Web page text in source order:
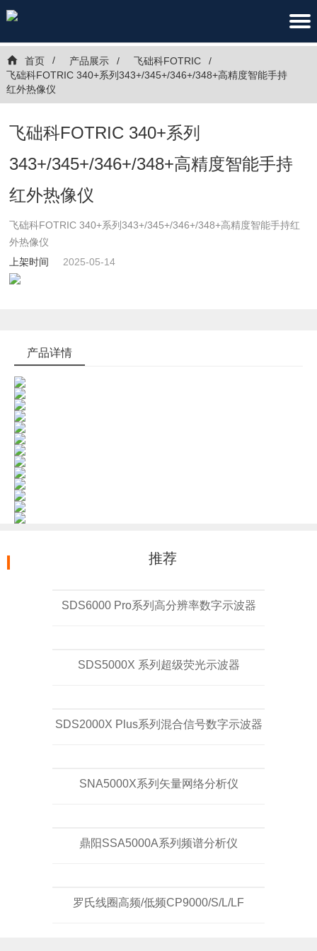
首页 产品展示
飞础科FOTRIC
飞础科FOTRIC 340+系列343+/345+/346+/348+高精度智能手持
红外热像仪
飞础科FOTRIC 340+系列
343+/345+/346+/348+高精度智能手持
红外热像仪
飞础科FOTRIC 340+系列343+/345+/346+/348+高精度智能手持红
外热像仪
上架时间
2025-05-14
产品详情
推荐
SDS6000 Pro系列高分辨率数字示波器
SDS5000X 系列超级荧光示波器
SDS2000X Plus系列混合信号数字示波器
SNA5000X系列矢量网络分析仪
鼎阳SSA5000A系列频谱分析仪
罗氏线圈高频/低频CP9000/S/L/LF